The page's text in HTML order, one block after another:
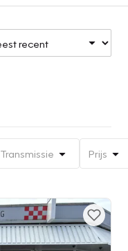
Transmissie Prijs